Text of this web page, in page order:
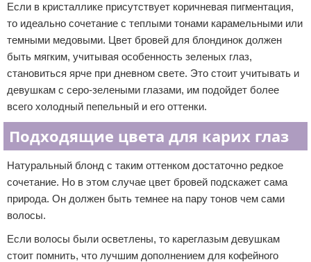
Если в кристаллике присутствует коричневая пигментация,
то идеально сочетание с теплыми тонами карамельными или
темными медовыми. Цвет бровей для блондинок должен
быть мягким, учитывая особенность зеленых глаз,
становиться ярче при дневном свете. Это стоит учитывать и
девушкам с серо-зелеными глазами, им подойдет более
всего холодный пепельный и его оттенки.
Подходящие цвета для карих глаз
Натуральный блонд с таким оттенком достаточно редкое
сочетание. Но в этом случае цвет бровей подскажет сама
природа. Он должен быть темнее на пару тонов чем сами
волосы.
Если волосы были осветлены, то кареглазым девушкам
стоит помнить, что лучшим дополнением для кофейного